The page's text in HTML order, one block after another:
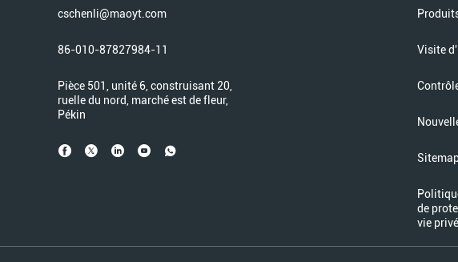
cschenli@maoyt.com
86-010-87827984-11
Pièce 501, unité 6, construisant 20,
ruelle du nord, marché est de fleur,
Pékin
Visite
de
vie